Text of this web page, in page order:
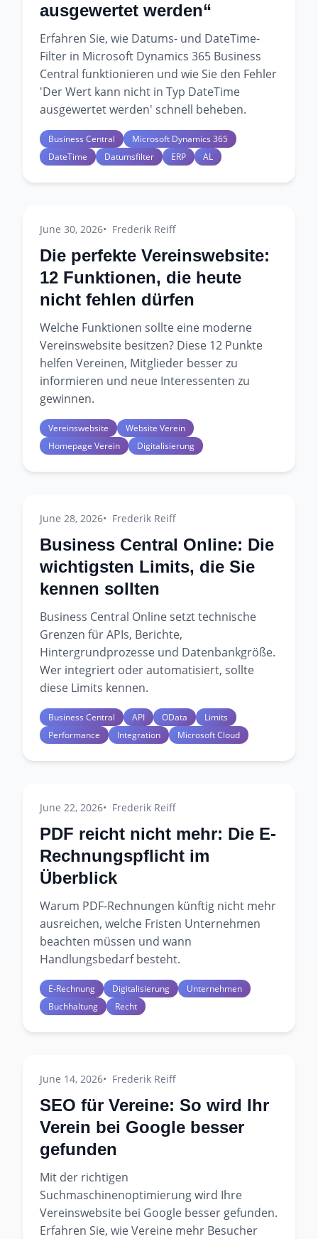
ausgewertet werden“
Erfahren Sie, wie Datums- und DateTime-
Filter in Microsoft Dynamics 365 Business
Central funktionieren und wie Sie den Fehler
'Der Wert kann nicht in Typ DateTime
ausgewertet werden' schnell beheben.
Business Central
Microsoft Dynamics 365
DateTime
Datumsfilter ERP AL
June 30, 2026 Frederik Reiff
Die perfekte Vereinswebsite:
12 Funktionen, die heute
nicht fehlen dürfen
Welche Funktionen sollte eine moderne
Vereinswebsite besitzen? Diese 12 Punkte
helfen Vereinen, Mitglieder besser zu
informieren und neue Interessenten zu
gewinnen.
Vereinswebsite
Website Verein
Homepage Verein
Digitalisierung
June 28, 2026 Frederik Reiff
Business Central Online: Die
wichtigsten Limits, die Sie
kennen sollten
Business Central Online setzt technische
Grenzen für APIs, Berichte,
Hintergrundprozesse und Datenbankgröße.
Wer integriert oder automatisiert, sollte
diese Limits kennen.
Business Central API OData
Limits
Performance
Integration Microsoft Cloud
June 22, 2026 Frederik Reiff
PDF reicht nicht mehr: Die E-
Rechnungspflicht im
Überblick
Warum PDF-Rechnungen künftig nicht mehr
ausreichen, welche Fristen Unternehmen
beachten müssen und wann
Handlungsbedarf besteht.
E-Rechnung Digitalisierung
Unternehmen
Buchhaltung
Recht
June 14, 2026 Frederik Reiff
SEO für Vereine: So wird Ihr
Verein bei Google besser
gefunden
Mit der richtigen
Suchmaschinenoptimierung wird Ihre
Vereinswebsite bei Google besser gefunden.
Erfahren Sie, wie Vereine mehr Besucher